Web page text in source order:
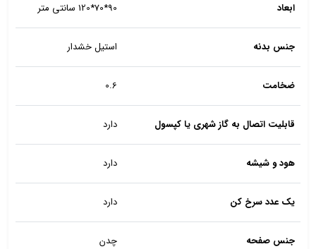
ابعاد 90*70*120 سانتی متر
جنس بدنه استیل خشدار
ضخامت 0.6
قابلیت اتصال به گاز شهری یا کپسول دارد
هود و شیشه دارد
یک عدد سرخ کن دارد
جنس صفحه چدن